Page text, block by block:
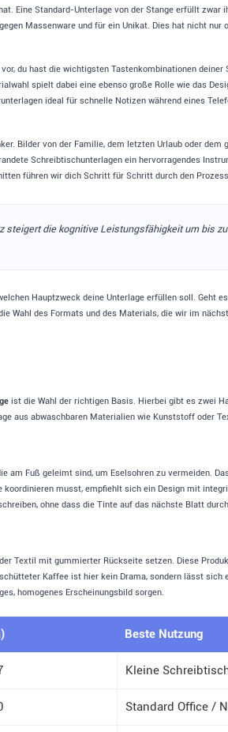
Eine Standard-Unterlage von der Stange erfüllt zwar
Massenware und für ein Unikat. Dies hat nicht
du hast die wichtigsten Tastenkombinationen
spielt dabei eine ebenso große Rolle wie das
ideal für schnelle Notizen während eines
Bilder von der Familie, dem letzten Urlaub oder
Schreibtischunterlagen ein hervorragendes
führen wir dich Schritt für Schritt durch den
die kognitive Leistungsfähigkeit um bis
Hauptzweck deine Unterlage erfüllen soll. Geht
Wahl des Formats und des Materials, die wir im
ist die Wahl der richtigen Basis. Hierbei gibt es zwei
aus abwaschbaren Materialien wie Kunststoff oder
am Fuß geleimt sind, um Eselsohren zu vermeiden.
musst, empfiehlt sich ein Design mit
ohne dass die Tinte auf das nächste Blatt
Textil mit gummierter Rückseite setzen. Diese
Kaffee ist hier kein Drama, sondern lässt
homogenes Erscheinungsbild sorgen.
Beste Nutzung
Kleine
Standard Office /